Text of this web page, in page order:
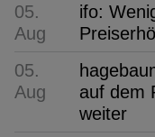
05.
Aug
ifo:
05.
Aug
auf dem
weiter